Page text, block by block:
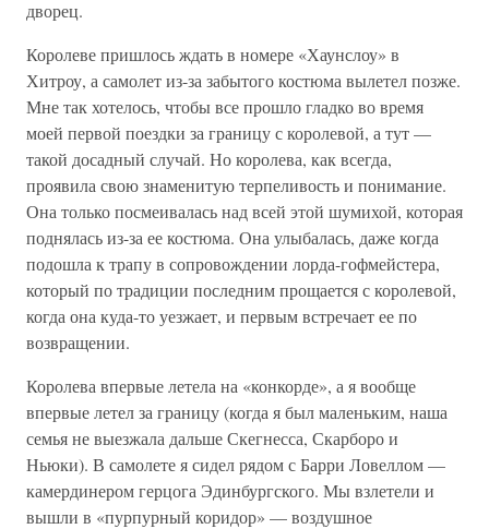
дворец.
Королеве пришлось ждать в номере «Хаунслоу» в
Хитроу, а самолет из-за забытого костюма вылетел позже.
Мне так хотелось, чтобы все прошло гладко во время
моей первой поездки за границу с королевой, а тут —
такой досадный случай. Но королева, как всегда,
проявила свою знаменитую терпеливость и понимание.
Она только посмеивалась над всей этой шумихой, которая
поднялась из-за ее костюма. Она улыбалась, даже когда
подошла к трапу в сопровождении лорда-гофмейстера,
который по традиции последним прощается с королевой,
когда она куда-то уезжает, и первым встречает ее по
возвращении.
Королева впервые летела на «конкорде», а я вообще
впервые летел за границу (когда я был маленьким, наша
семья не выезжала дальше Скегнесса, Скарборо и
Ньюки). В самолете я сидел рядом с Барри Ловеллом —
камердинером герцога Эдинбургского. Мы взлетели и
вышли в «пурпурный коридор» — воздушное